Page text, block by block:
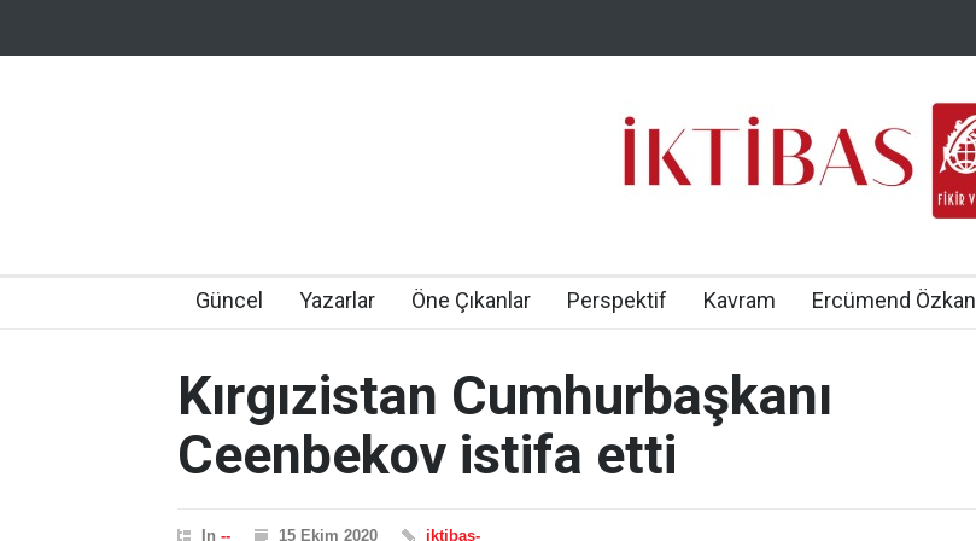
Güncel Yazarlar Öne Çıkanlar Perspektif Kavram Ercümend Özkan
Kırgızistan Cumhurbaşkanı
Ceenbekov istifa etti
In -- 15 Ekim 2020 iktibas-